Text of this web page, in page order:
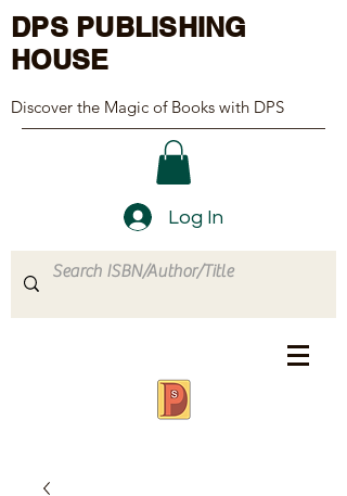
DPS PUBLISHING
HOUSE
Discover the Magic of Books with DPS
Log In